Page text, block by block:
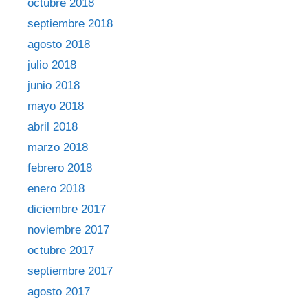
octubre 2018
septiembre 2018
agosto 2018
julio 2018
junio 2018
mayo 2018
abril 2018
marzo 2018
febrero 2018
enero 2018
diciembre 2017
noviembre 2017
octubre 2017
septiembre 2017
agosto 2017